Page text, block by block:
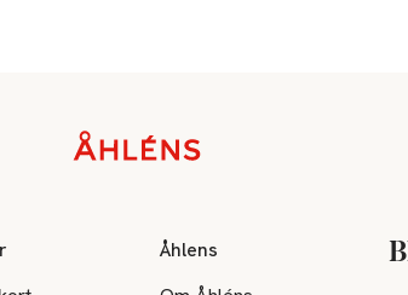
Åhlens